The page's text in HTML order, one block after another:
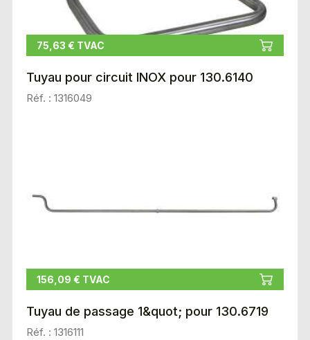
75,63 € TVAC
Tuyau pour circuit INOX pour 130.6140
Réf. : 1316049
156,09 € TVAC
Tuyau de passage 1&quot; pour 130.6719
Réf. : 1316111